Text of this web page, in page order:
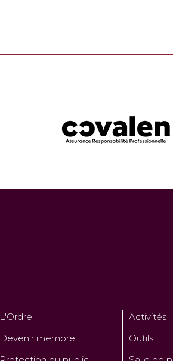
L'Ordre
Devenir membre
Activités
Outils